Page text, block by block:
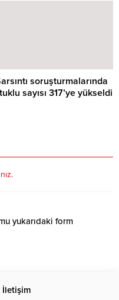
soruşturmalarında
sayısı 317’ye yükseldi
.
yukarıdaki form
İletişim